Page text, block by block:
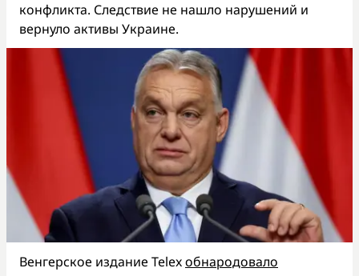
конфликта. Следствие не нашло нарушений и
вернуло активы Украине.
Венгерское издание Telexобнародовало